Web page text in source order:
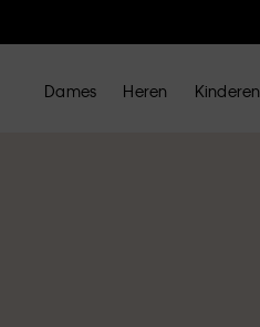
Dames Heren Kinderen